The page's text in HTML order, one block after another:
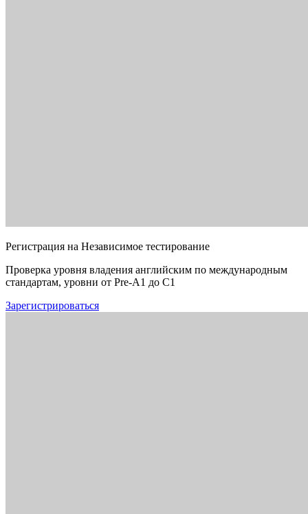
Регистрация на Независимое тестирование
Проверка уровня владения английским по международным
стандартам, уровни от Pre-A1 до C1
Зарегистрироваться